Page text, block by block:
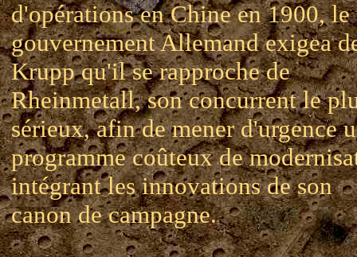
d'opérations en Chine en 1900, le
gouvernement Allemand exigea
Krupp qu'il se rapproche de
Rheinmetall, son concurrent le
sérieux, afin de mener d'urgence
programme coûteux de
intégrant les innovations de son
canon de campagne.